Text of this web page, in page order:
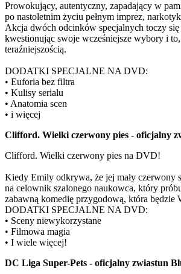
Prowokujący, autentyczny, zapadający w
po nastoletnim życiu pełnym imprez,
Akcja dwóch odcinków specjalnych toczy
kwestionując swoje wcześniejsze wybory i
teraźniejszością.
DODATKI SPECJALNE NA DVD:
• Euforia bez filtra
• Kulisy serialu
• Anatomia scen
• i więcej
Clifford. Wielki czerwony pies - oficjalny
Clifford. Wielki czerwony pies na DVD!
Kiedy Emily odkrywa, że jej mały czerwony
na celownik szalonego naukowca, który
zabawną komedię przygodową, która
DODATKI SPECJALNE NA DVD:
• Sceny niewykorzystane
• Filmowa magia
• I wiele więcej!
DC Liga Super-Pets - oficjalny zwiastun